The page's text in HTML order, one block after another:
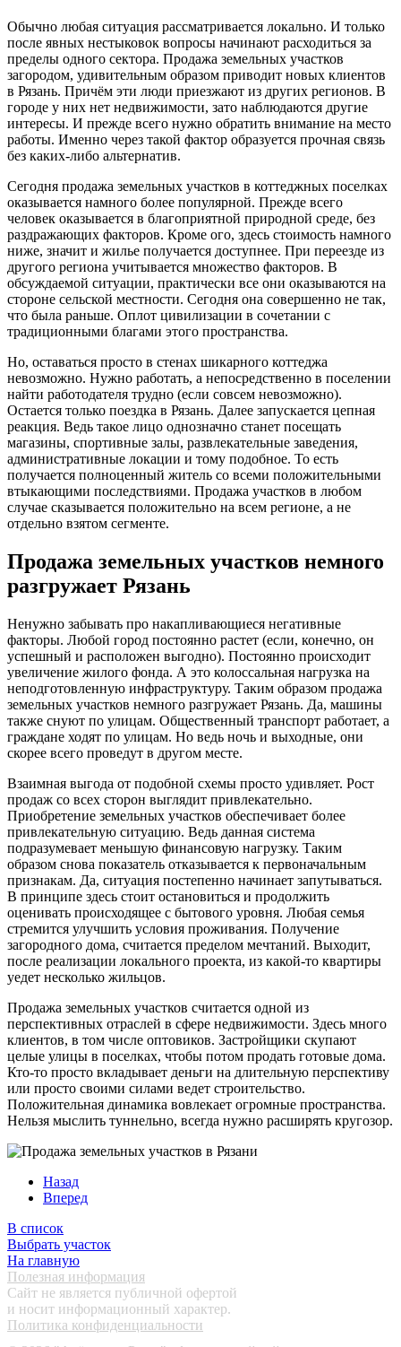
Обычно любая ситуация рассматривается локально. И только
после явных нестыковок вопросы начинают расходиться за
пределы одного сектора. Продажа земельных участков
загородом, удивительным образом приводит новых клиентов
в Рязань. Причём эти люди приезжают из других регионов. В
городе у них нет недвижимости, зато наблюдаются другие
интересы. И прежде всего нужно обратить внимание на место
работы. Именно через такой фактор образуется прочная связь
без каких-либо альтернатив.
Сегодня продажа земельных участков в коттеджных поселках
оказывается намного более популярной. Прежде всего
человек оказывается в благоприятной природной среде, без
раздражающих факторов. Кроме ого, здесь стоимость намного
ниже, значит и жилье получается доступнее. При переезде из
другого региона учитывается множество факторов. В
обсуждаемой ситуации, практически все они оказываются на
стороне сельской местности. Сегодня она совершенно не так,
что была раньше. Оплот цивилизации в сочетании с
традиционными благами этого пространства.
Но, оставаться просто в стенах шикарного коттеджа
невозможно. Нужно работать, а непосредственно в поселении
найти работодателя трудно (если совсем невозможно).
Остается только поездка в Рязань. Далее запускается цепная
реакция. Ведь такое лицо однозначно станет посещать
магазины, спортивные залы, развлекательные заведения,
административные локации и тому подобное. То есть
получается полноценный житель со всеми положительными
втыкающими последствиями. Продажа участков в любом
случае сказывается положительно на всем регионе, а не
отдельно взятом сегменте.
Продажа земельных участков немного
разгружает Рязань
Ненужно забывать про накапливающиеся негативные
факторы. Любой город постоянно растет (если, конечно, он
успешный и расположен выгодно). Постоянно происходит
увеличение жилого фонда. А это колоссальная нагрузка на
неподготовленную инфраструктуру. Таким образом продажа
земельных участков немного разгружает Рязань. Да, машины
также снуют по улицам. Общественный транспорт работает, а
граждане ходят по улицам. Но ведь ночь и выходные, они
скорее всего проведут в другом месте.
Взаимная выгода от подобной схемы просто удивляет. Рост
продаж со всех сторон выглядит привлекательно.
Приобретение земельных участков обеспечивает более
привлекательную ситуацию. Ведь данная система
подразумевает меньшую финансовую нагрузку. Таким
образом снова показатель отказывается к первоначальным
признакам. Да, ситуация постепенно начинает запутываться.
В принципе здесь стоит остановиться и продолжить
оценивать происходящее с бытового уровня. Любая семья
стремится улучшить условия проживания. Получение
загородного дома, считается пределом мечтаний. Выходит,
после реализации локального проекта, из какой-то квартиры
уедет несколько жильцов.
Продажа земельных участков считается одной из
перспективных отраслей в сфере недвижимости. Здесь много
клиентов, в том числе оптовиков. Застройщики скупают
целые улицы в поселках, чтобы потом продать готовые дома.
Кто-то просто вкладывает деньги на длительную перспективу
или просто своими силами ведет строительство.
Положительная динамика вовлекает огромные пространства.
Нельзя мыслить туннельно, всегда нужно расширять кругозор.
Назад
Вперед
В список
Выбрать участок
На главную
Полезная информация
Сайт не является публичной офертой
и носит информационный характер.
Политика конфиденциальности